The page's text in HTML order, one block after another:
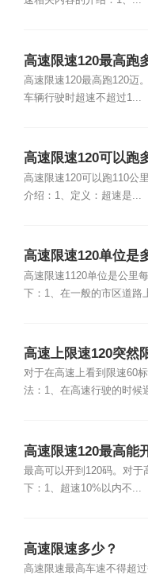
高速限速120最高跑
高速限速120最高跑120迈
车辆行驶时超速不超过1...
高速限速120可以跑
高速限速120可以跑110公
介绍：1、定义：超速是...
高速限速120单位是
高速限速1120单位是公里
下：1、在一般的市区道路
高速上限速120突然
对于在高速上看到限速60
法：1、在高速行驶的时候
高速限速120最高能
最高可以开到120码。对于
下：1、超速10%以内不...
高速限速多少？
高速限速最高车速不得超